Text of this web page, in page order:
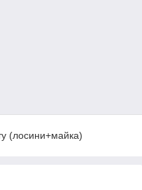
(лосини+майка)